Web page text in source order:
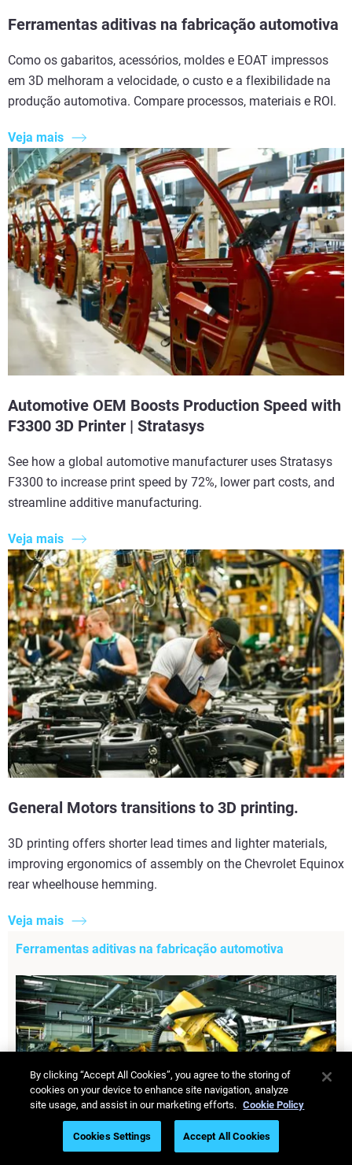
Ferramentas aditivas na fabricação automotiva
Como os gabaritos, acessórios, moldes e EOAT impressos
em 3D melhoram a velocidade, o custo e a flexibilidade na
produção automotiva. Compare processos, materiais e ROI.
Veja mais
Automotive OEM Boosts Production Speed with
F3300 3D Printer | Stratasys
See how a global automotive manufacturer uses Stratasys
F3300 to increase print speed by 72%, lower part costs, and
streamline additive manufacturing.
Veja mais
General Motors transitions to 3D printing.
3D printing offers shorter lead times and lighter materials,
improving ergonomics of assembly on the Chevrolet Equinox
rear wheelhouse hemming.
Veja mais
Ferramentas aditivas na fabricação automotiva
By clicking “Accept All Cookies”, you agree to the storing of
cookies on your device to enhance site navigation, analyze
site usage, and assist in our marketing efforts. Cookie Policy
Cookies Settings Accept All Cookies